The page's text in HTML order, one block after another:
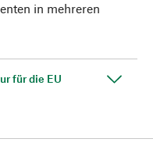
in mehreren
für die EU